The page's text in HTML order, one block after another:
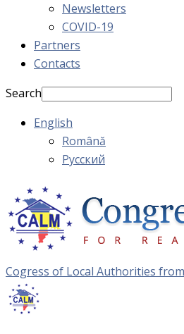
Newsletters
COVID-19
Partners
Contacts
Search
English
Română
Русский
Cogress of Local Authorities